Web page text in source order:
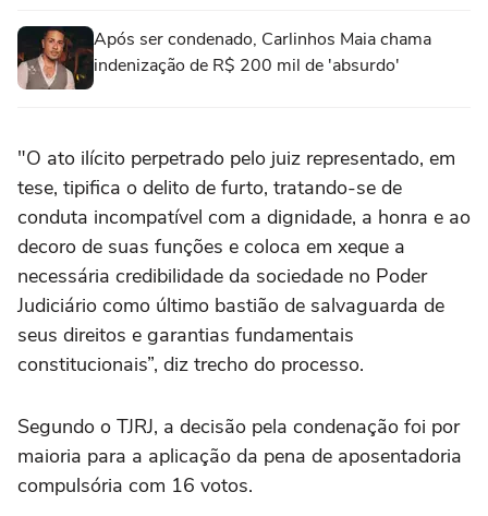
Após ser condenado, Carlinhos Maia chama
indenização de R$ 200 mil de 'absurdo'
"O ato ilícito perpetrado pelo juiz representado, em
tese, tipifica o delito de furto, tratando-se de
conduta incompatível com a dignidade, a honra e ao
decoro de suas funções e coloca em xeque a
necessária credibilidade da sociedade no Poder
Judiciário como último bastião de salvaguarda de
seus direitos e garantias fundamentais
constitucionais”, diz trecho do processo.
Segundo o TJRJ, a decisão pela condenação foi por
maioria para a aplicação da pena de aposentadoria
compulsória com 16 votos.